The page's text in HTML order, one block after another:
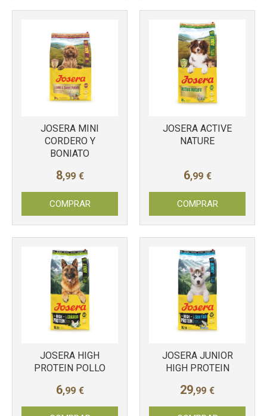
JOSERA MINI
CORDERO Y
BONIATO
8,99 €
COMPRAR
JOSERA ACTIVE
NATURE
6,99 €
COMPRAR
JOSERA HIGH
PROTEIN POLLO
6,99 €
JOSERA JUNIOR
HIGH PROTEIN
29,99 €